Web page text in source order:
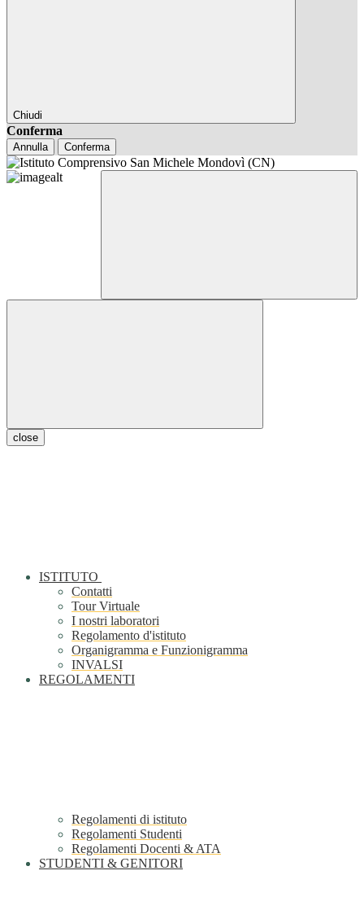
Chiudi
Conferma
Annulla Conferma
close
ISTITUTO
Contatti
Tour Virtuale
I nostri laboratori
Regolamento d'istituto
Organigramma e Funzionigramma
INVALSI
REGOLAMENTI
Regolamenti di istituto
Regolamenti Studenti
Regolamenti Docenti & ATA
STUDENTI & GENITORI